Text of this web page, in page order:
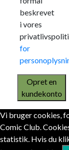
beskrevet
i vores
for
Opret en
kundekonto
Vi bruger cookies,
Comic Club.
statistik. Hvis du